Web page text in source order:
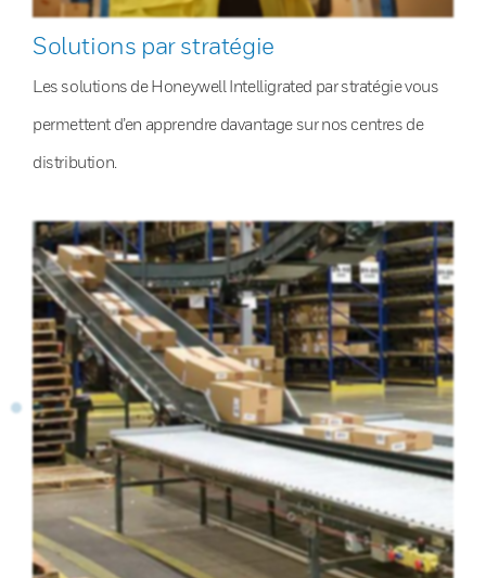
Solutions par stratégie
Les solutions de Honeywell Intelligrated par stratégie vous
permettent d’en apprendre davantage sur nos centres de
distribution.